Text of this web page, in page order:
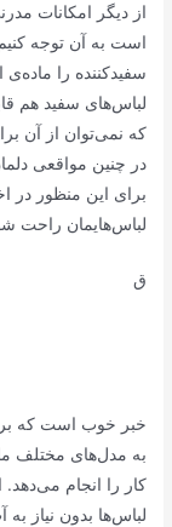
از دیگر امکانات
است به آن توجه
سفیدکننده را
لباس‌های سفید هم
که نمی‌توان از آن
در چنین مواقعی
برای این منظور در
لباس‌هایمان راحت
ق
به مدل‌های مختلف
کار را انجام
لباس‌ها بدون نیاز